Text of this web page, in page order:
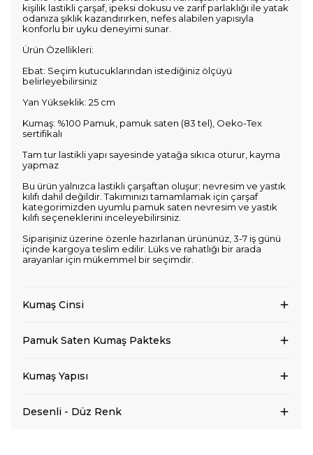
kişilik lastikli çarşaf, ipeksi dokusu ve zarif parlaklığı ile yatak
odanıza şıklık kazandırırken, nefes alabilen yapısıyla
konforlu bir uyku deneyimi sunar.
Ürün Özellikleri:
Ebat: Seçim kutucuklarından istediğiniz ölçüyü
belirleyebilirsiniz
Yan Yükseklik: 25 cm
Kumaş: %100 Pamuk, pamuk saten (83 tel), Oeko-Tex
sertifikalı
Tam tur lastikli yapı sayesinde yatağa sıkıca oturur, kayma
yapmaz
Bu ürün yalnızca lastikli çarşaftan oluşur; nevresim ve yastık
kılıfı dahil değildir. Takımınızı tamamlamak için çarşaf
kategorimizden uyumlu pamuk saten nevresim ve yastık
kılıfı seçeneklerini inceleyebilirsiniz.
Siparişiniz üzerine özenle hazırlanan ürününüz, 3-7 iş günü
içinde kargoya teslim edilir. Lüks ve rahatlığı bir arada
arayanlar için mükemmel bir seçimdir.
Kumaş Cinsi
Pamuk Saten Kumaş Pakteks
Kumaş Yapısı
Desenli - Düz Renk